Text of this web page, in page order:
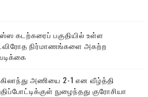
கடற்கரைப் பகுதியில் உள்ள
நிர்மாணங்களை அகற்ற
அணியை 2-1 என வீழ்த்தி
நுழைந்தது குரோசியா